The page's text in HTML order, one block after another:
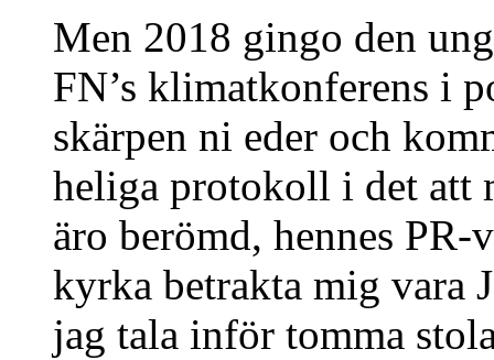
Men 2018 gingo den
FN’s klimatkonferens i
skärpen ni eder och
heliga protokoll i det att
äro berömd, hennes
kyrka betrakta mig vara
jag tala inför tomma